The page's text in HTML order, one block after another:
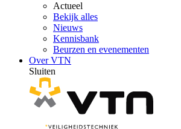
Actueel
Bekijk alles
Nieuws
Kennisbank
Beurzen en evenementen
Over VTN
Sluiten